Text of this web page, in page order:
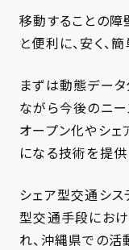
移動することの
と便利に、安く、
まずは動態デー
ながら今後のニー
オープン化やシェ
になる技術を提供
シェア型交通シス
型交通手段にお
れ、沖縄県での活